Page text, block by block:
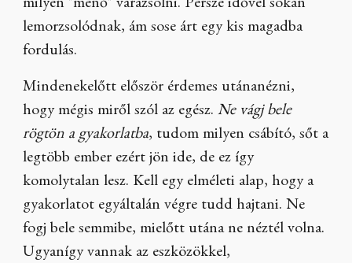
milyen "menő" varázsolni. Persze idővel sokan
lemorzsolódnak, ám sose árt egy kis magadba
fordulás.
Mindenekelőtt először érdemes utánanézni,
hogy mégis miről szól az egész.Ne vágj bele
rögtön a gyakorlatba, tudom milyen csábító, sőt a
legtöbb ember ezért jön ide, de ez így
komolytalan lesz. Kell egy elméleti alap, hogy a
gyakorlatot egyáltalán végre tudd hajtani. Ne
fogj bele semmibe, mielőtt utána ne néztél volna.
Ugyanígy vannak az eszközökkel,